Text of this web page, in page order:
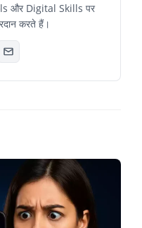
और Digital Skills पर
करते हैं।